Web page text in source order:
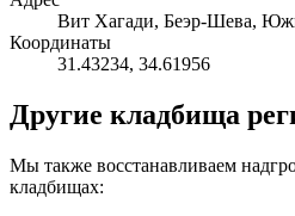
Вит Хагади, Беэр-Шева,
Координаты
31.43234, 34.61956
Другие кладбища
Мы также восстанавливаем
кладбищах: